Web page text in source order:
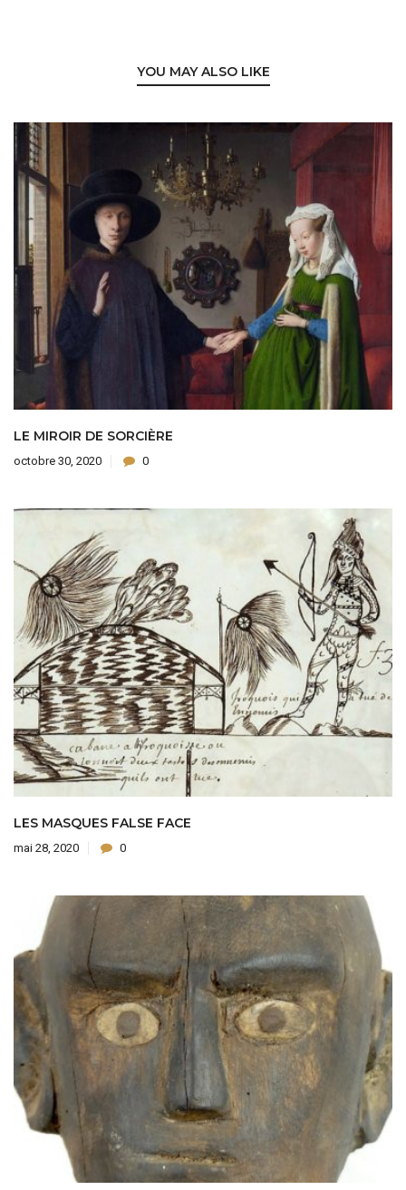
YOU MAY ALSO LIKE
LE MIROIR DE SORCIÈRE
octobre 30, 2020 0
LES MASQUES FALSE FACE
mai 28, 2020 0